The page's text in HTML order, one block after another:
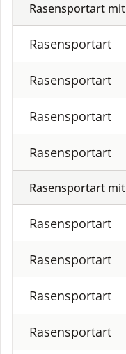
Rasensportart mit
Rasensportart
Rasensportart
Rasensportart
Rasensportart
Rasensportart mit
Rasensportart
Rasensportart
Rasensportart
Rasensportart